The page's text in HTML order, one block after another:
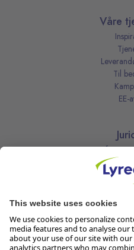
Våre
Til
EE-
Vilkår for
Endre dine